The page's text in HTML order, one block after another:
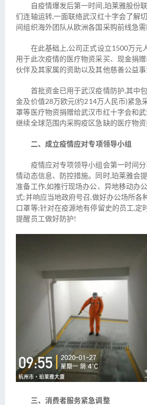
自疫情爆发后第一时间,珀莱雅股份联
们连轴运转,一面联络武汉红十字会了解
间组织海外团队从欧洲各国采购前线急需
在此基础上,公司正式设立1500万元
用于此次疫情的医疗物资采买、现金捐
伙伴及其家属的资助以及其他慈善公益事
首批资金已用于武汉疫情防护,其中
金及价值28万欧元(约214万人民币)紧急
罩等医疗物资捐赠给武汉市红十字会和
继续全球范围内采购疫区急缺的医疗物资
二、成立疫情应对专项领导小组
疫情应对专项领导小组会第一时间分
情动态信息、防控措施。同时,珀莱雅会
准备工作,如推行现场办公、异地移动办
式;并响应当地政府号召,做好办公场所各
口罩等;针对在疫源地有停留史的员工,定
提醒员工做好防护!
三、消费者服务紧急调整